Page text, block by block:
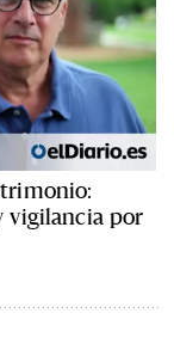
vigilancia por